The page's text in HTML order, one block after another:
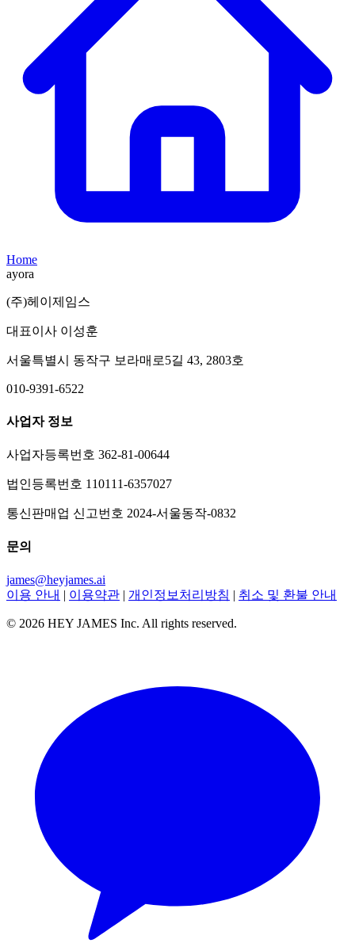
Home
ayora
(주)헤이제임스
대표이사 이성훈
서울특별시 동작구 보라매로5길 43, 2803호
010-9391-6522
사업자 정보
사업자등록번호 362-81-00644
법인등록번호 110111-6357027
통신판매업 신고번호 2024-서울동작-0832
문의
james@heyjames.ai
이용 안내 | 이용약관 | 개인정보처리방침 | 취소 및 환불 안내
© 2026 HEY JAMES Inc. All rights reserved.